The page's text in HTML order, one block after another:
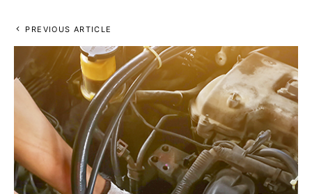
PREVIOUS ARTICLE